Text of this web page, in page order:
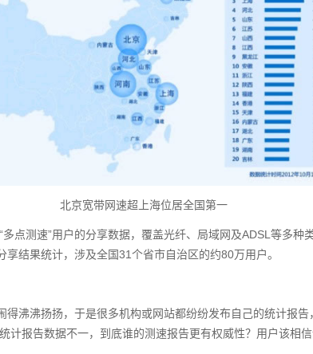
北京宽带网速超上海位居全国第一
点测速”用户的分享数据，覆盖光纤、局域网及ADSL等多种
享结果统计，涉及全国31个省市自治区的约80万用户。
得沸沸扬扬，于是很多机构或网站都纷纷发布自己的统计报
计报告数据不一，到底谁的测速报告更有权威性？用户该相信